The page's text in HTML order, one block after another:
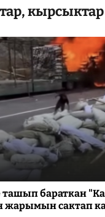
кырсыктар
ташып бараткан
жарымын сактап